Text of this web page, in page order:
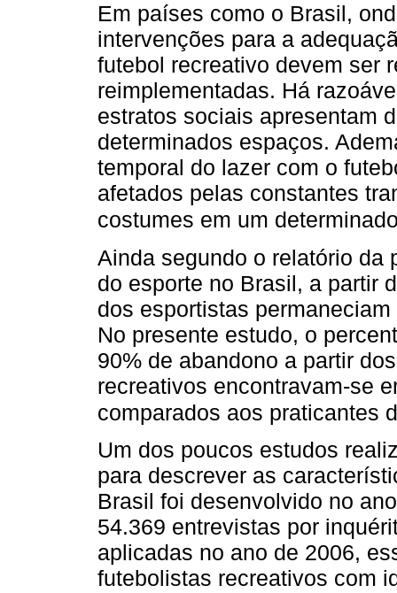
Em países como o Brasil,
intervenções para a
futebol recreativo devem ser
reimplementadas. Há
estratos sociais apresentam
determinados espaços.
temporal do lazer com o
afetados pelas constantes
costumes em um
Ainda segundo o relatório da
do esporte no Brasil, a partir
dos esportistas
No presente estudo, o
90% de abandono a partir
recreativos encontravam-se
comparados aos praticantes
Um dos poucos estudos
para descrever as
Brasil foi desenvolvido no
54.369 entrevistas por
aplicadas no ano de 2006,
futebolistas recreativos com